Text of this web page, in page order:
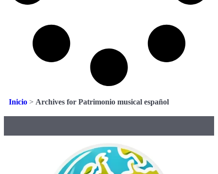
Inicio > Archives for Patrimonio musical español